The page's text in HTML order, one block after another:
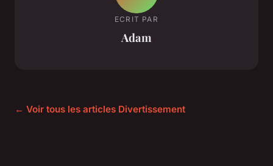
ECRIT PAR
Adam
← Voir tous les articles Divertissement